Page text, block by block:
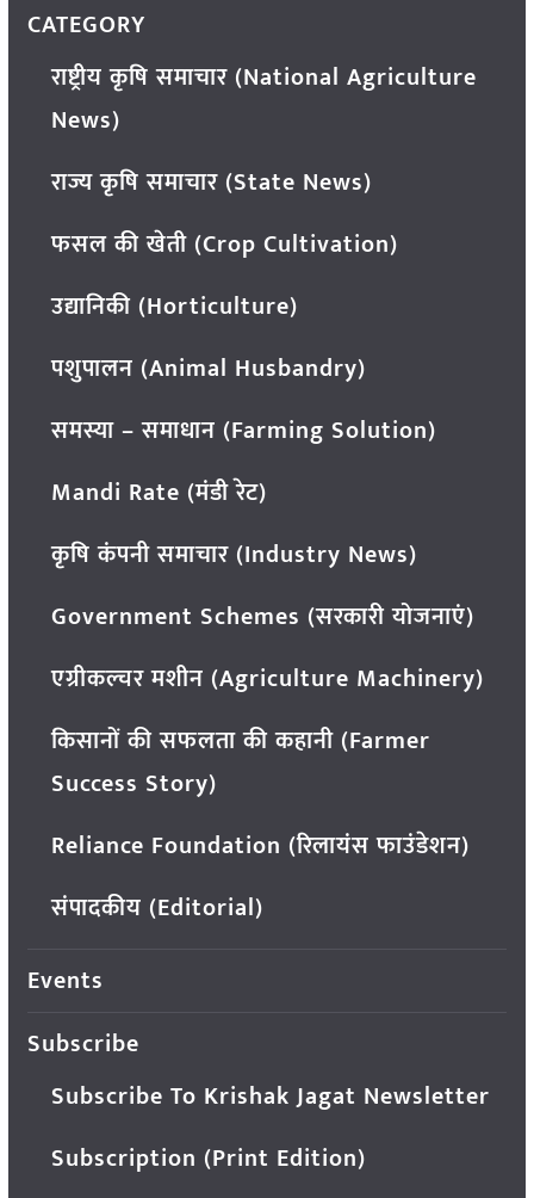
CATEGORY
राष्ट्रीय कृषि समाचार (National Agriculture
News)
राज्य कृषि समाचार (State News)
फसल की खेती (Crop Cultivation)
उद्यानिकी (Horticulture)
पशुपालन (Animal Husbandry)
समस्या – समाधान (Farming Solution)
Mandi Rate (मंडी रेट)
कृषि कंपनी समाचार (Industry News)
Government Schemes (सरकारी योजनाएं)
एग्रीकल्चर मशीन (Agriculture Machinery)
किसानों की सफलता की कहानी (Farmer
Success Story)
Reliance Foundation (रिलायंस फाउंडेशन)
संपादकीय (Editorial)
Events
Subscribe
Subscribe To Krishak Jagat Newsletter
Subscription (Print Edition)